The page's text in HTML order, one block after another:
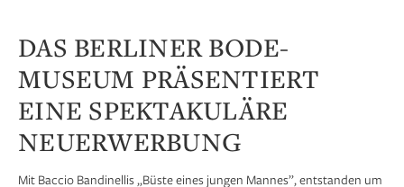
DAS BERLINER BODE-
MUSEUM PRÄSENTIERT
EINE SPEKTAKULÄRE
NEUERWERBUNG
Mit Baccio Bandinellis „Büste eines jungen Mannes”, entstanden um